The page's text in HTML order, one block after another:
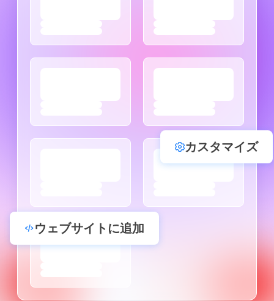
ウェブサイトに追加
カスタマイズ